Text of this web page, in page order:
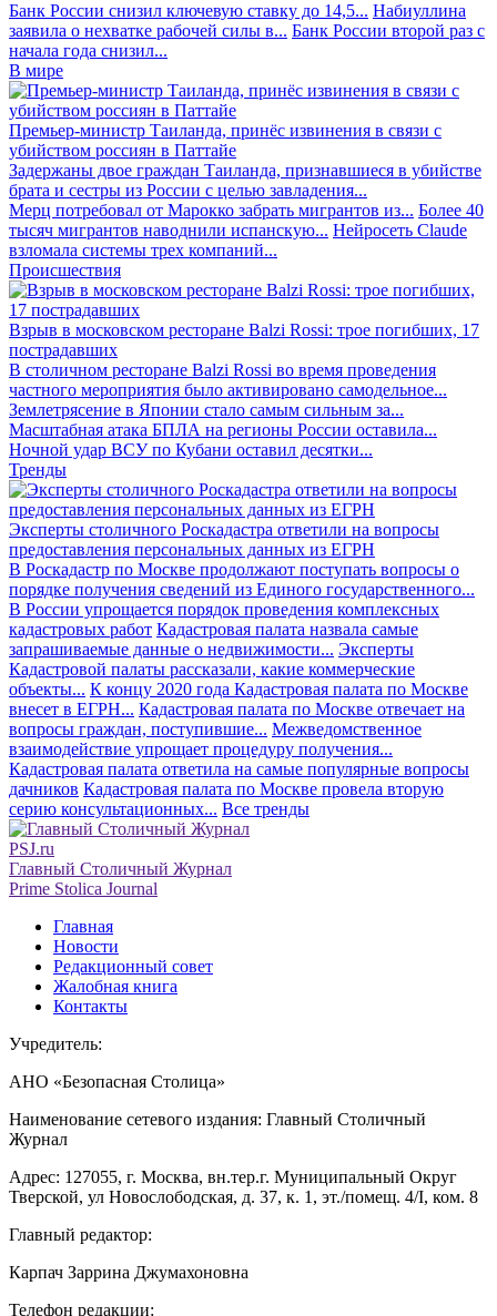
Банк России снизил ключевую ставку до 14,5... Набиуллина
заявила о нехватке рабочей силы в... Банк России второй раз с
начала года снизил...
В мире
Премьер-министр Таиланда, принёс извинения в связи с
убийством россиян в Паттайе
Задержаны двое граждан Таиланда, признавшиеся в убийстве
брата и сестры из России с целью завладения...
Мерц потребовал от Марокко забрать мигрантов из... Более 40
тысяч мигрантов наводнили испанскую... Нейросеть Claude
взломала системы трех компаний...
Происшествия
Взрыв в московском ресторане Balzi Rossi: трое погибших, 17
пострадавших
В столичном ресторане Balzi Rossi во время проведения
частного мероприятия было активировано самодельное...
Землетрясение в Японии стало самым сильным за...
Масштабная атака БПЛА на регионы России оставила...
Ночной удар ВСУ по Кубани оставил десятки...
Тренды
Эксперты столичного Роскадастра ответили на вопросы
предоставления персональных данных из ЕГРН
В Роскадастр по Москве продолжают поступать вопросы о
порядке получения сведений из Единого государственного...
В России упрощается порядок проведения комплексных
кадастровых работ Кадастровая палата назвала самые
запрашиваемые данные о недвижимости... Эксперты
Кадастровой палаты рассказали, какие коммерческие
объекты... К концу 2020 года Кадастровая палата по Москве
внесет в ЕГРН... Кадастровая палата по Москве отвечает на
вопросы граждан, поступившие... Межведомственное
взаимодействие упрощает процедуру получения...
Кадастровая палата ответила на самые популярные вопросы
дачников Кадастровая палата по Москве провела вторую
серию консультационных... Все тренды
PSJ.ru
Главный Столичный Журнал
Prime Stolica Journal
Главная
Новости
Редакционный совет
Жалобная книга
Контакты
Учредитель:
АНО «Безопасная Столица»
Наименование сетевого издания: Главный Столичный
Журнал
Адрес: 127055, г. Москва, вн.тер.г. Муниципальный Округ
Тверской, ул Новослободская, д. 37, к. 1, эт./помещ. 4/I, ком. 8
Главный редактор:
Карпач Заррина Джумахоновна
Телефон редакции: